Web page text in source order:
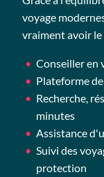
voyage
vraiment avoir le
Conseiller en
Plateforme
Recherche,
minutes
Assistance
Suivi des
protection